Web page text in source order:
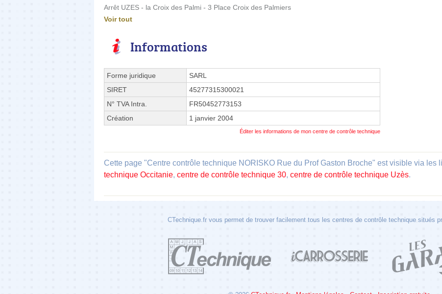
Arrêt UZES - la Croix des Palmi - 3 Place Croix des Palmiers
Voir tout
Informations
Forme juridique
SARL
SIRET
45277315300021
N° TVA Intra.
FR50452773153
Création
1 janvier 2004
Éditer les informations de mon centre de contrôle technique
Cette page "Centre contrôle technique NORISKO Rue du Prof Gaston Broche" est visible via les
technique Occitanie, centre de contrôle technique 30, centre de contrôle technique Uzès.
CTechnique.fr vous permet de trouver facilement tous les centres de contrôle technique situés